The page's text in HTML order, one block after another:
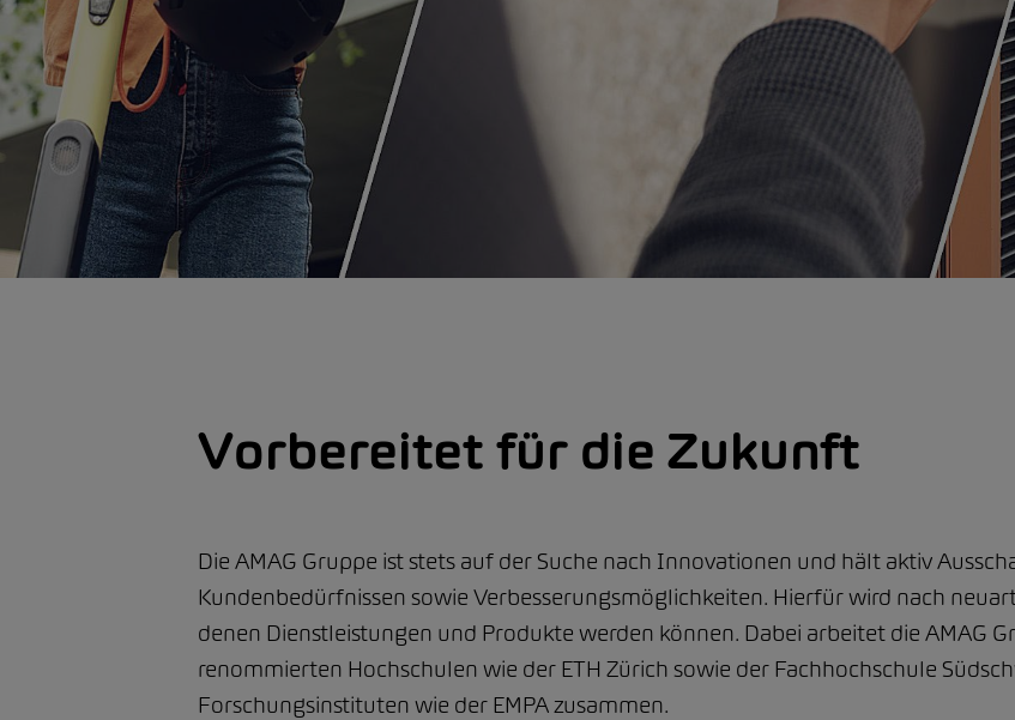
Vorbereitet für die Zukunft
Die AMAG Gruppe ist stets auf der Suche nach Innovationen und hält aktiv
Kundenbedürfnissen sowie Verbesserungsmöglichkeiten. Hierfür wird nach
denen Dienstleistungen und Produkte werden können. Dabei arbeitet die AMAG
renommierten Hochschulen wie der ETH Zürich sowie der Fachhochschule
Forschungsinstituten wie der EMPA zusammen.